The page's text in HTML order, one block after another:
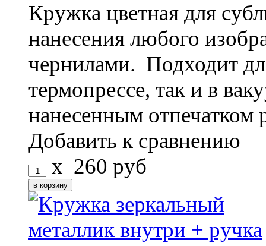
Кружка цветная для
нанесения любого
чернилами. Подходит
термопрессе, так и в
нанесенным
Добавить к сравнению
x 260 руб